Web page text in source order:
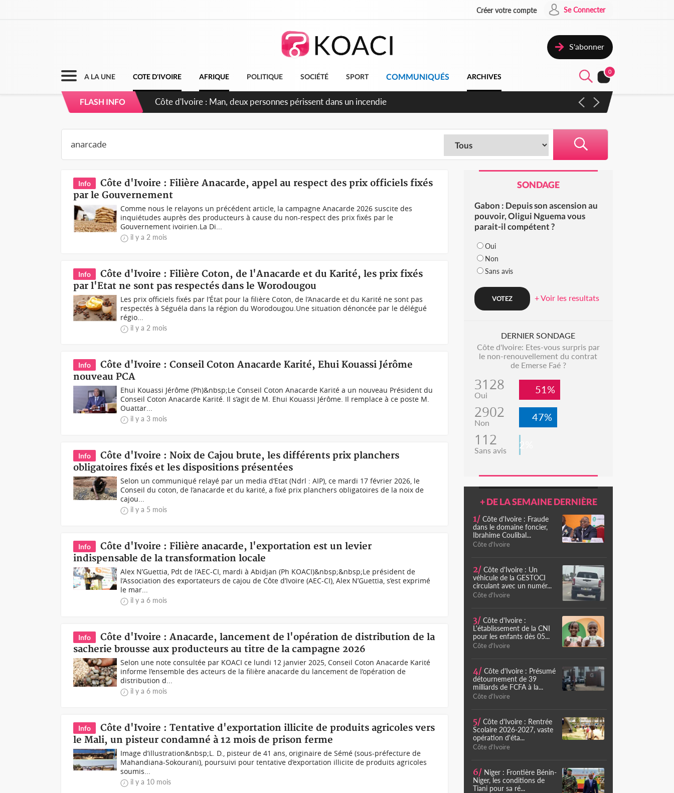
Créer votre compte Se Connecter
S'abonner
A LA UNE COTE D'IVOIRE AFRIQUE POLITIQUE SOCIÉTÉ SPORT COMMUNIQUÉS ARCHIVES
0
FLASH INFO Côte d'Ivoire : Man, deux personnes périssent dans un incendie
Info
Côte d'Ivoire : Filière Anacarde, appel au respect des prix officiels fixés
par le Gouvernement
Comme nous le relayons un précédent article, la campagne Anacarde 2026 suscite des
inquiétudes auprès des producteurs à cause du non-respect des prix fixés par le
Gouvernement ivoirien.La Di...
il y a 2 mois
Info
Côte d'Ivoire : Filière Coton, de l'Anacarde et du Karité, les prix fixés
par l'Etat ne sont pas respectés dans le Worodougou
Les prix officiels fixés par l’État pour la filière Coton, de l’Anacarde et du Karité ne sont pas
respectés à Séguéla dans la région du Worodougou.Une situation dénoncée par le délégué
régio...
il y a 2 mois
Info
Côte d'Ivoire : Conseil Coton Anacarde Karité, Ehui Kouassi Jérôme
nouveau PCA
Ehui Kouassi Jérôme (Ph)&nbsp;Le Conseil Coton Anacarde Karité a un nouveau Président du
Conseil Coton Anacarde Karité. Il s’agit de M. Ehui Kouassi Jérôme. Il remplace à ce poste M.
Ouattar...
il y a 3 mois
Info
Côte d'Ivoire : Noix de Cajou brute, les différents prix planchers
obligatoires fixés et les dispositions présentées
Selon un communiqué relayé par un media d’Etat (Ndrl : AIP), ce mardi 17 février 2026, le
Conseil du coton, de l’anacarde et du karité, a fixé prix planchers obligatoires de la noix de
cajou...
il y a 5 mois
Info
Côte d'Ivoire : Filière anacarde, l'exportation est un levier
indispensable de la transformation locale
Alex N’Guettia, Pdt de l’AEC-CI, mardi à Abidjan (Ph KOACI)&nbsp;&nbsp;Le président de
l’Association des exportateurs de cajou de Côte d’Ivoire (AEC-CI), Alex N’Guettia, s’est exprimé
le mar...
il y a 6 mois
Info
Côte d'Ivoire : Anacarde, lancement de l'opération de distribution de la
sacherie brousse aux producteurs au titre de la campagne 2026
Selon une note consultée par KOACI ce lundi 12 janvier 2025, Conseil Coton Anacarde Karité
informe l’ensemble des acteurs de la filière anacarde du lancement de l’opération de
distribution d...
il y a 6 mois
Info
Côte d'Ivoire : Tentative d'exportation illicite de produits agricoles vers
le Mali, un pisteur condamné à 12 mois de prison ferme
Image d’illustration&nbsp;L. D., pisteur de 41 ans, originaire de Sémé (sous-préfecture de
Mahandiana-Sokourani), poursuivi pour tentative d’exportation illicite de produits agricoles
soumis...
il y a 10 mois
SONDAGE
Gabon : Depuis son ascension au
pouvoir, Oligui Nguema vous
parait-il compétent ?
Oui
Non
Sans avis
+ Voir les resultats
DERNIER SONDAGE
Côte d'Ivoire: Etes-vous surpris par
le non-renouvellement du contrat
de Emerse Faé ?
3128
Oui 51%
2902
Non 47%
112
Sans avis 2%
+ DE LA SEMAINE DERNIÈRE
1/ Côte d'Ivoire : Fraude
dans le domaine foncier,
Ibrahime Coulibal...
Côte d'Ivoire
2/ Côte d'Ivoire : Un
véhicule de la GESTOCI
circulant avec un numér...
Côte d'Ivoire
3/ Côte d'Ivoire :
L'établissement de la CNI
pour les enfants dès 05...
Côte d'Ivoire
4/ Côte d'Ivoire : Présumé
détournement de 39
milliards de FCFA à la...
Côte d'Ivoire
5/ Côte d'Ivoire : Rentrée
Scolaire 2026-2027, vaste
opération d'éta...
Côte d'Ivoire
6/ Niger : Frontière Bénin-
Niger, les conditions de
Tiani pour sa ré...